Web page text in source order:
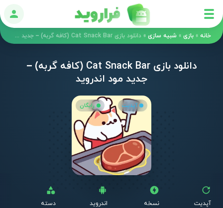
ورود
خانه » بازی » شبیه سازی » دانلود بازی Cat Snack Bar (کافه گربه) – جدید مود اندروید
دانلود بازی Cat Snack Bar (کافه گربه) –
جدید مود اندروید
آپدیت رایگان
آپدیت
نسخه
اندروید
دسته